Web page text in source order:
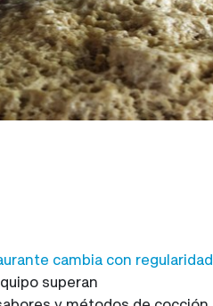
cambia con regularidad
superan